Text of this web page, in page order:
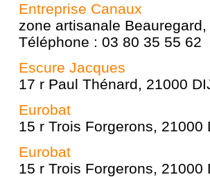
Entreprise Canaux
zone artisanale
Téléphone : 03 80 35 55 62
Escure Jacques
17 r Paul Thénard, 21000
Eurobat
15 r Trois Forgerons,
Eurobat
15 r Trois Forgerons,